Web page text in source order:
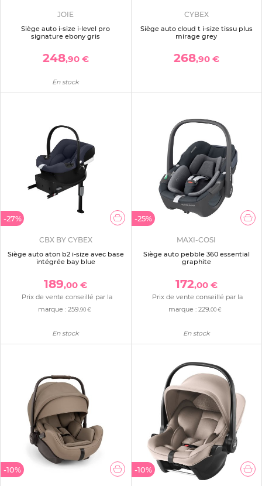
JOIE
Siège auto i-size i-level pro
signature ebony gris
248,90 €
En stock
CYBEX
Siège auto cloud t i-size tissu plus
mirage grey
268,90 €
-27%
CBX BY CYBEX
Siège auto aton b2 i-size avec base
intégrée bay blue
189,00 €
Prix de vente conseillé par la
marque : 259 ,90 €
En stock
-25%
MAXI-COSI
Siège auto pebble 360 essential
graphite
172,00 €
Prix de vente conseillé par la
marque :229,00 €
En stock
-10% -10%